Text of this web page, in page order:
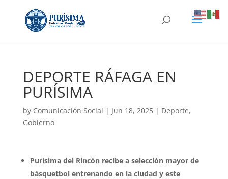
DEPORTE RÁFAGA EN
PURÍSIMA
by Comunicación Social | Jun 18, 2025| Deporte,
Gobierno
Purísima del Rincón recibe a selección mayor de
básquetbol entrenando en la ciudad y este